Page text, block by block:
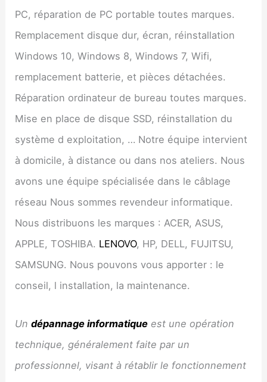
PC, réparation de PC portable toutes marques.
Remplacement disque dur, écran, réinstallation
Windows 10, Windows 8, Windows 7, Wifi,
remplacement batterie, et pièces détachées.
Réparation ordinateur de bureau toutes marques.
Mise en place de disque SSD, réinstallation du
système d exploitation, … Notre équipe intervient
à domicile, à distance ou dans nos ateliers. Nous
avons une équipe spécialisée dans le câblage
réseau Nous sommes revendeur informatique.
Nous distribuons les marques : ACER, ASUS,
APPLE, TOSHIBA. LENOVO, HP, DELL, FUJITSU,
SAMSUNG. Nous pouvons vous apporter : le
conseil, l installation, la maintenance.
Undépannage informatique est une opération
technique, généralement faite par un
professionnel, visant à rétablir le fonctionnement